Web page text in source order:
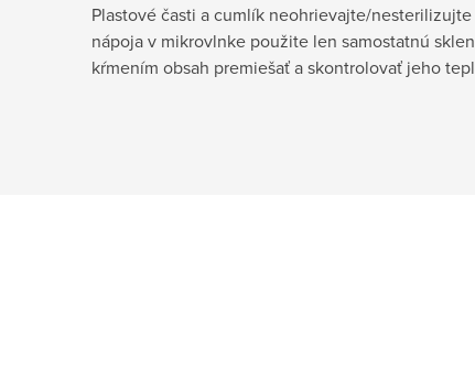
Plastové časti a cumlík neohrievajte/
nápoja v mikrovlnke použite len samostatnú
kŕmením obsah premiešať a skontrolovať jeho